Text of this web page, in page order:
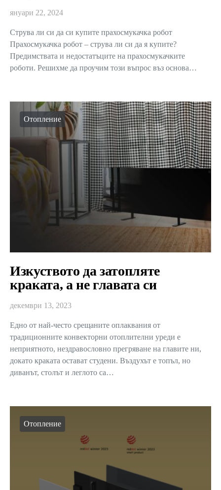
януари 22, 2024
Струва ли си да си купите прахосмукачка робот
Прахосмукачка робот – струва ли си да я купите?
Предимствата и недостатъците на прахосмукачките
роботи. Решихме да проучим този въпрос въз основа…
Отопление
Изкуството да затопляте
краката, а не главата си
декември 13, 2023
Едно от най-често срещаните оплаквания от
традиционните конвекторни отоплителни уреди е
неприятното, нездравословно прегряване на главите ни,
докато краката остават студени. Въздухът е топъл, но
диванът, столът и леглото са…
Отопление